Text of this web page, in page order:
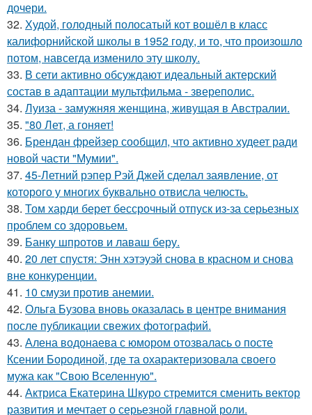
дочери.
32. Худой, голодный полосатый кот вошёл в класс
калифорнийской школы в 1952 году, и то, что произошло
потом, навсегда изменило эту школу.
33. В сети активно обсуждают идеальный актерский
состав в адаптации мультфильма - звереполис.
34. Луиза - замужняя женщина, живущая в Австралии.
35. "80 Лет, а гоняет!
36. Брендан фрейзер сообщил, что активно худеет ради
новой части "Мумии".
37. 45-Летний рэпер Рэй Джей сделал заявление, от
которого у многих буквально отвисла челюсть.
38. Том харди берет бессрочный отпуск из-за серьезных
проблем со здоровьем.
39. Банку шпротов и лаваш беру.
40. 20 лет спустя: Энн хэтэуэй снова в красном и снова
вне конкуренции.
41. 10 смузи против анемии.
42. Ольга Бузова вновь оказалась в центре внимания
после публикации свежих фотографий.
43. Алена водонаева с юмором отозвалась о посте
Ксении Бородиной, где та охарактеризовала своего
мужа как "Свою Вселенную".
44. Актриса Екатерина Шкуро стремится сменить вектор
развития и мечтает о серьезной главной роли.